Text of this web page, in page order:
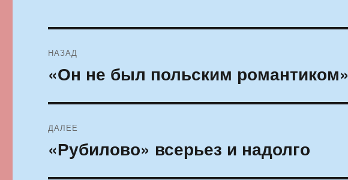
по
НАЗАД
Предыдущая
«Он не был польским романтиком»
ДАЛЕЕ
Следующая
запись:
«Рубилово» всерьез и надолго